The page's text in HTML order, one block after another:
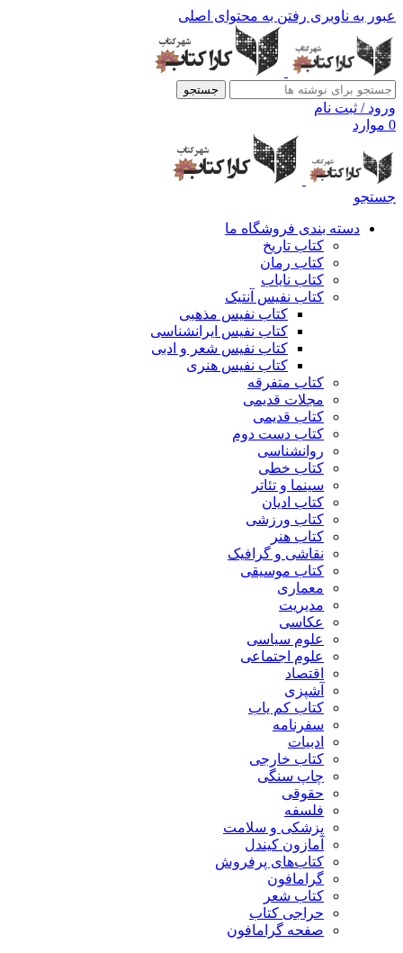
عبور به ناوبری رفتن به محتوای اصلی
جستجو
ورود / ثبت نام
0 موارد
جستجو
دسته بندی فروشگاه ما
کتاب تاریخ
کتاب رمان
کتاب نایاب
کتاب نفیس آنتیک
کتاب نفیس مذهبی
کتاب نفیس ایرانشناسی
کتاب نفیس شعر و ادبی
کتاب نفیس هنری
کتاب متفرقه
مجلات قدیمی
کتاب قدیمی
کتاب دست دوم
روانشناسی
کتاب خطی
سینما و تئاتر
کتاب ادیان
کتاب ورزشی
کتاب هنر
نقاشی و گرافیک
کتاب موسیقی
معماری
مدیریت
عکاسی
علوم سیاسی
علوم اجتماعی
اقتصاد
آشپزی
کتاب کم یاب
سفرنامه
ادبیات
کتاب خارجی
چاپ سنگی
حقوقی
فلسفه
پزشکی و سلامت
آمازون کیندل
کتاب‌های پرفروش
گرامافون
کتاب شعر
حراجی کتاب
صفحه گرامافون